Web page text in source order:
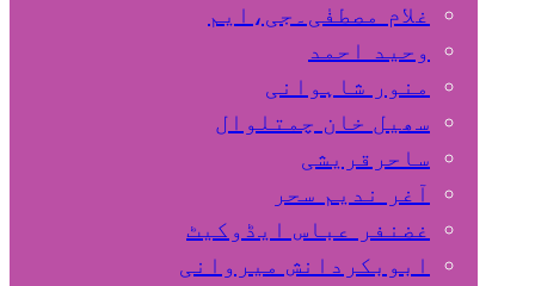
غلام مصطفٰی۔جی،ایم
وحید احمد
منور شاہوانی
سھیل خان چمتلوال
ساحرقریشی
آغر ندیم سحر
غضنفر عباس ایڈوکیٹ
ابوبکردانش میروانی